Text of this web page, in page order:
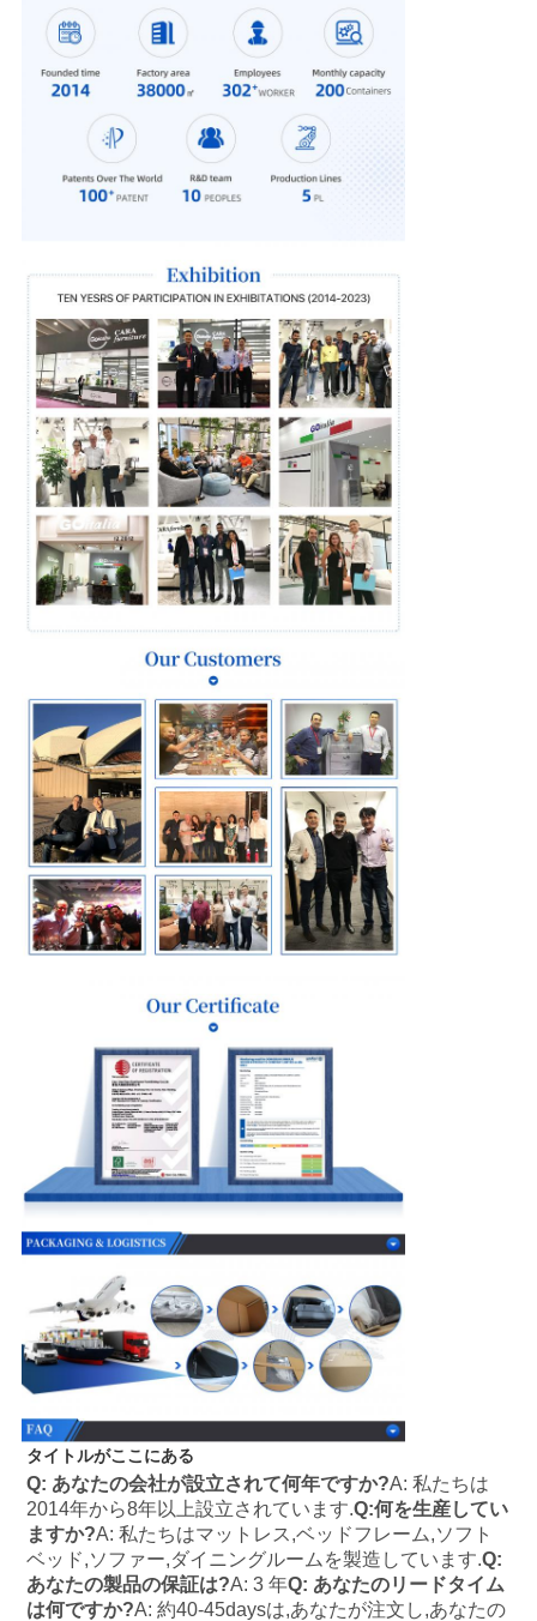
タイトルがここにある
Q: あなたの会社が設立されて何年ですか?A: 私たちは
2014年から8年以上設立されています.Q:何を生産してい
ますか?A: 私たちはマットレス,ベッドフレーム,ソフト
ベッド,ソファー,ダイニングルームを製造しています.Q:
あなたの製品の保証は?A: 3 年Q: あなたのリードタイム
は何ですか?A: 約40-45daysは,あなたが注文し,あなたの